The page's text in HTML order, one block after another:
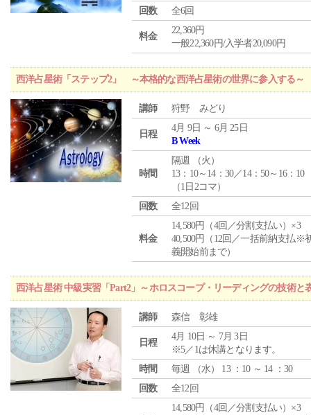
回数
全6回
料金
22,360円
一般22,360円/入学者20,090円
西洋占星術「ステップ2」 ～本格的な西洋占星術の世界に参入する～
講師 狩野 みどり
日程
4月 9日 ～ 6月 25日
B Week
時間
隔週 （火 ）
13：10～14：30／14：50～16：10
（1日2コマ）
回数
全12回
料金
14,580円（4回／分割支払い）×3
40,500円（12回／一括前納支払※
義開始前まで）
西洋占星術 中級実習「Part2」～ホロスコープ・リーディングの技術と
講師 森信 彰雄
日程
4月 10日 ～ 7月 3日
※5／1は休講となります。
時間
毎週 （水） 13 ：10 ～ 14 ：30
回数
全12回
14,580円（4回／分割支払い）×3